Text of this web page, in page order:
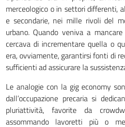
merceologico o in settori differenti,
e secondarie, nei mille rivoli del
urbano. Quando veniva a mancare
cercava di incrementare quella o
era, ovviamente, garantirsi fonti di
sufficienti ad assicurare la
Le analogie con la gig economy
dall’occupazione precaria si
pluriattività, favorite da
assommando lavoretti più o